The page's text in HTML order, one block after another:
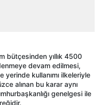
bütçesinden yıllık 4500
devam edilmesi,
yerinde kullanımı ilkeleriyle
alınan bu karar aynı
genelgesi ile